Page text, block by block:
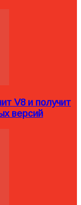
V8 и получит
версий